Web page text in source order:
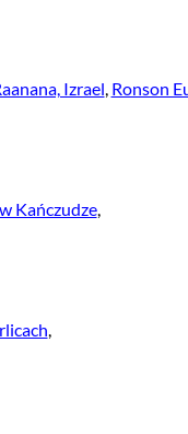
Izrael, Ronson
Kańczudze,
,